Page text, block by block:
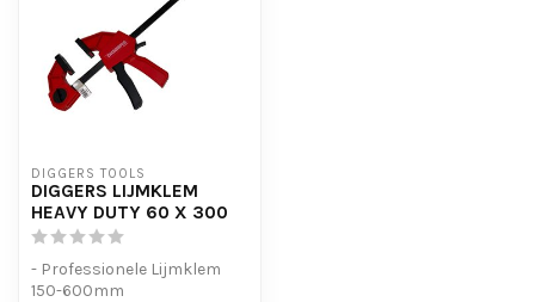
DIGGERS TOOLS
DIGGERS LIJMKLEM
HEAVY DUTY 60 X 300
- Professionele Lijmklem
150-600mm